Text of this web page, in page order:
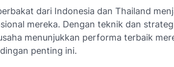
dari Indonesia dan Thailand
mereka. Dengan teknik dan
menunjukkan performa terbaik
penting ini.